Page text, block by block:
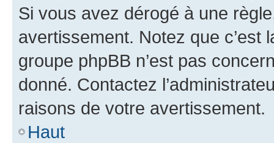
Si vous avez dérogé à une
avertissement. Notez que c’est
groupe phpBB n’est pas
donné. Contactez
raisons de votre avertissement.
Haut